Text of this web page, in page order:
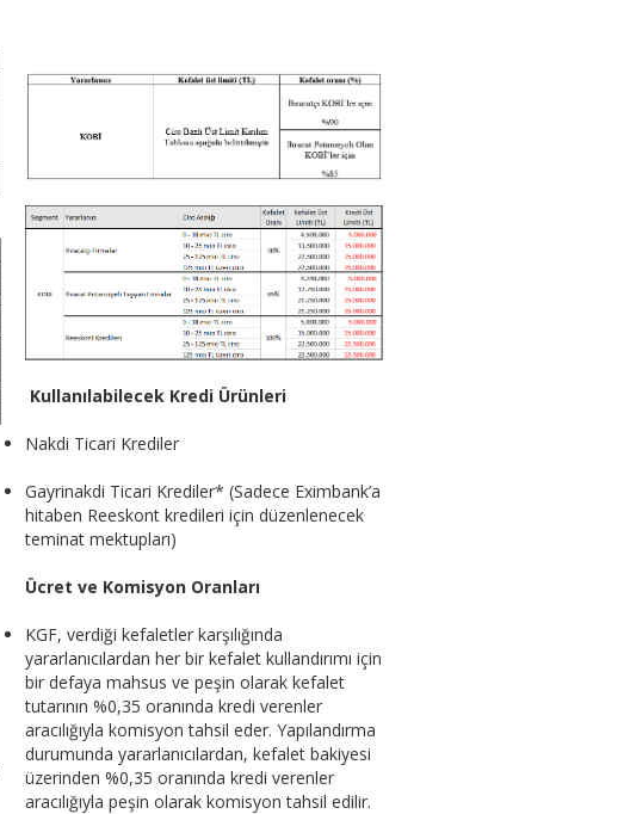
Kullanılabilecek Kredi Ürünleri
Nakdi Ticari Krediler
Gayrinakdi Ticari Krediler* (Sadece Eximbank’a
hitaben Reeskont kredileri için düzenlenecek
teminat mektupları)
Ücret ve Komisyon Oranları
KGF, verdiği kefaletler karşılığında
yararlanıcılardan her bir kefalet kullandırımı için
bir defaya mahsus ve peşin olarak kefalet
tutarının %0,35 oranında kredi verenler
aracılığıyla komisyon tahsil eder. Yapılandırma
durumunda yararlanıcılardan, kefalet bakiyesi
üzerinden %0,35 oranında kredi verenler
aracılığıyla peşin olarak komisyon tahsil edilir.